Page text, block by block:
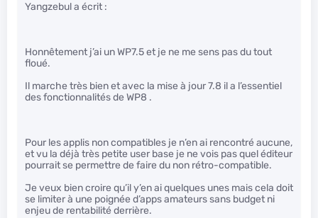
Yangzebul a écrit :
Honnêtement j’ai un WP7.5 et je ne me sens pas du tout
floué.
Il marche très bien et avec la mise à jour 7.8 il a l’essentiel
des fonctionnalités de WP8 .
Pour les applis non compatibles je n’en ai rencontré aucune,
et vu la déjà très petite user base je ne vois pas quel éditeur
pourrait se permettre de faire du non rétro-compatible.
Je veux bien croire qu’il y’en ai quelques unes mais cela doit
se limiter à une poignée d’apps amateurs sans budget ni
enjeu de rentabilité derrière.